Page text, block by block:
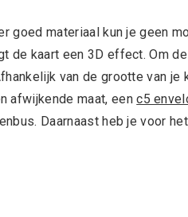
goed materiaal kun je geen
de kaart een 3D effect. Om
van de grootte van je
afwijkende maat, eenc5
Daarnaast heb je voor